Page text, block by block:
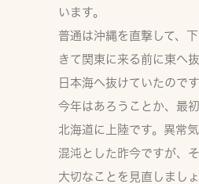
います。
普通は沖縄を直撃して、
きて関東に来る前に東へ抜
日本海へ抜けていたので
今年はあろうことか、最
北海道に上陸です。異常気
混沌とした昨今ですが、
大切なことを見直しましょ